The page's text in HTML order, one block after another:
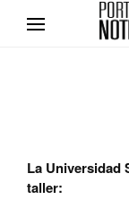
La Universidad
taller: